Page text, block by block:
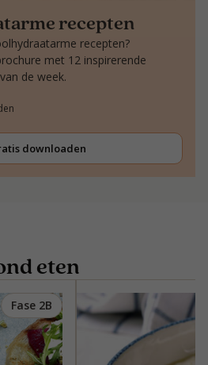
recepten
recepten?
met 12 inspirerende
de week.
downloaden
eten
Fase 2B